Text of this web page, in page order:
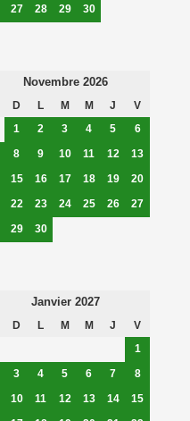
27 28 29 30
Novembre 2026
D L M M J
V
1
2 3 4 5
6
8 9 10 11 12
13
15 16 17 18 19
20
22 23 24 25 26
27
29 30
Janvier 2027
D L M M J
V
1
3 4 5 6 7
8
10 11 12 13 14
15